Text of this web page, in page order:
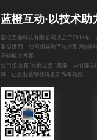
蓝橙互动·以技术助
蓝橙互动科技有限公司成立于2014年
案提供商，公司倡导数字技术型营销
营销解决方案。
公司坐落在“天府之国”成都，我们都
制，让企业营销变得更加简单高效。